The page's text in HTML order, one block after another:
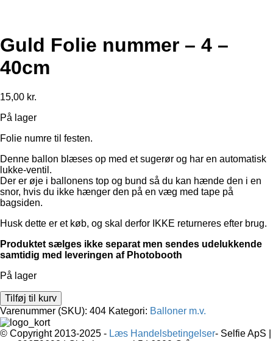
Guld Folie nummer – 4 –
40cm
15,00 kr.
På lager
Folie numre til festen.
Denne ballon blæses op med et sugerør og har en automatisk
lukke-ventil.
Der er øje i ballonens top og bund så du kan hænde den i en
snor, hvis du ikke hænger den på en væg med tape på
bagsiden.
Husk dette er et køb, og skal derfor IKKE returneres efter brug.
Produktet sælges ikke separat men sendes udelukkende
samtidig med leveringen af Photobooth
På lager
Guld
Folie
nummer
-
Tilføj til kurv
Varenummer (SKU): 404 Kategori: Balloner m.v.
© Copyright 2013-2025 - Læs Handelsbetingelser- Selfie ApS |